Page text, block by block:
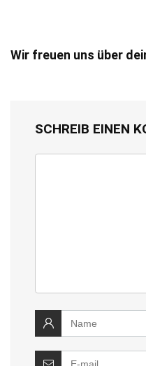
Wir freuen uns über
SCHREIB EINEN